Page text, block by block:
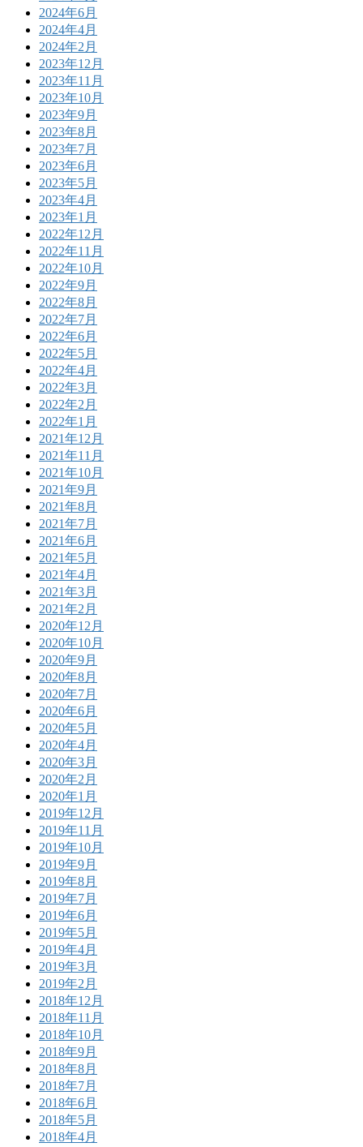
2024年6月
2024年4月
2024年2月
2023年12月
2023年11月
2023年10月
2023年9月
2023年8月
2023年7月
2023年6月
2023年5月
2023年4月
2023年1月
2022年12月
2022年11月
2022年10月
2022年9月
2022年8月
2022年7月
2022年6月
2022年5月
2022年4月
2022年3月
2022年2月
2022年1月
2021年12月
2021年11月
2021年10月
2021年9月
2021年8月
2021年7月
2021年6月
2021年5月
2021年4月
2021年3月
2021年2月
2020年12月
2020年10月
2020年9月
2020年8月
2020年7月
2020年6月
2020年5月
2020年4月
2020年3月
2020年2月
2020年1月
2019年12月
2019年11月
2019年10月
2019年9月
2019年8月
2019年7月
2019年6月
2019年5月
2019年4月
2019年3月
2019年2月
2018年12月
2018年11月
2018年10月
2018年9月
2018年8月
2018年7月
2018年6月
2018年5月
2018年4月